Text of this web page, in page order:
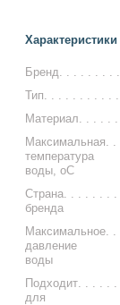
Характеристики
Бренд
Тип
Материал
Максимальная
температура
воды, оС
Страна
бренда
Максимальное
давление
воды
Подходит
для